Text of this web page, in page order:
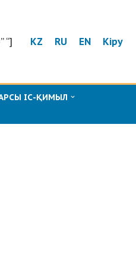
“] KZ RU EN Кіру
ІС-ҚИМЫЛ